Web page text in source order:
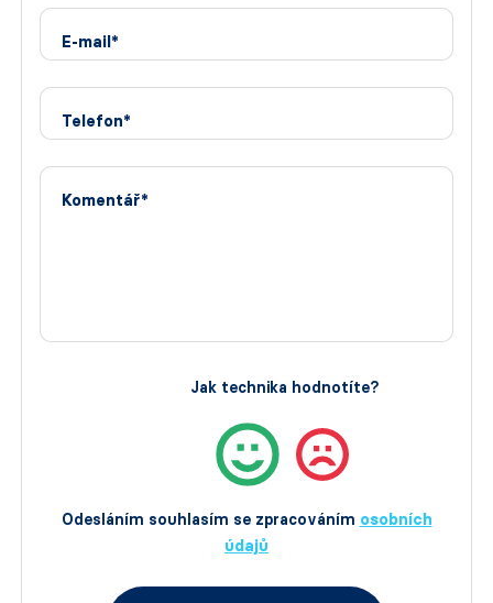
E-mail*
Telefon*
Komentář*
Odesláním souhlasím se zpracováním osobních
údajů
Jak technika hodnotíte?